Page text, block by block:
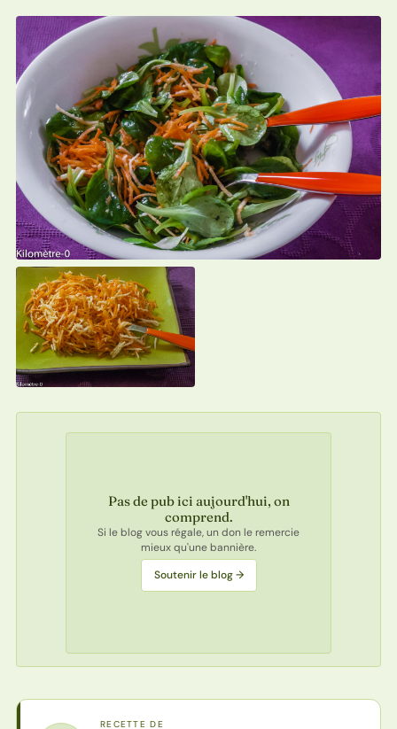
Pas de pub ici aujourd'hui, on
comprend.
Si le blog vous régale, un don le remercie
mieux qu'une bannière.
Soutenir le blog →
RECETTE DE